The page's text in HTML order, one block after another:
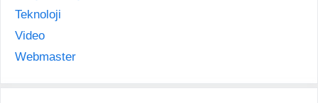
Teknoloji
Video
Webmaster